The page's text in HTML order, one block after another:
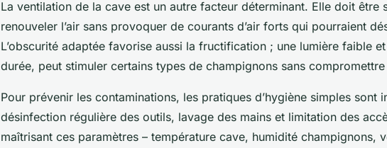
La ventilation de la cave est un autre facteur déterminant. Elle doit être
renouveler l’air sans provoquer de courants d’air forts qui pourraient
L’obscurité adaptée favorise aussi la fructification ; une lumière faible
durée, peut stimuler certains types de champignons sans
Pour prévenir les contaminations, les pratiques d’hygiène simples sont
désinfection régulière des outils, lavage des mains et limitation des
maîtrisant ces paramètres – température cave, humidité champignons,